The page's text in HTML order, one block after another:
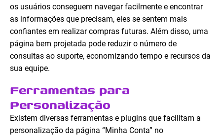
os usuários conseguem navegar facilmente e encontrar
as informações que precisam, eles se sentem mais
confiantes em realizar compras futuras. Além disso, uma
página bem projetada pode reduzir o número de
consultas ao suporte, economizando tempo e recursos da
sua equipe.
Ferramentas para
Personalização
Existem diversas ferramentas e plugins que facilitam a
personalização da página “Minha Conta” no